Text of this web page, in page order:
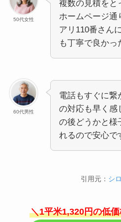
50代女性
複数の見積をと
ホームページ通
アリ110番さん
も丁寧で良かっ
60代男性
電話もすぐに繋
の対応も早く感
の後どうかと様
れるので安心で
引用元： シ
＼1平米1,320円の低